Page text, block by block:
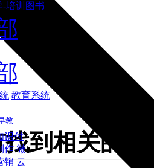
识付
作 微
销 云
-培训图书
教育系统
教
到相关的内